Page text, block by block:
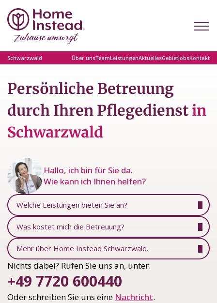
Schwarzwald Über unsTeamLeistungenAktuellesGebietJobsKontakt
Persönliche Betreuung
durch Ihren Pflegedienst in
Schwarzwald
Hallo, ich bin für Sie da.
Wie kann ich Ihnen helfen?
Welche Leistungen bieten Sie an?
Was kostet mich die Betreuung?
Mehr über Home Instead Schwarzwald.
Nichts dabei? Rufen Sie uns an, unter:
+49 7720 600440
Oder schreiben Sie uns eine Nachricht.